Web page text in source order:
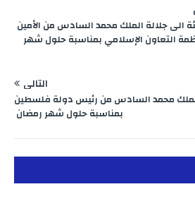
الى جلالة الملك محمد السادس من الأمين
التعاون الإسلامي بمناسبة حلول شهر
التالي
الملك محمد السادس من رئيس دولة فلسطين
بمناسبة حلول شهر رمضان